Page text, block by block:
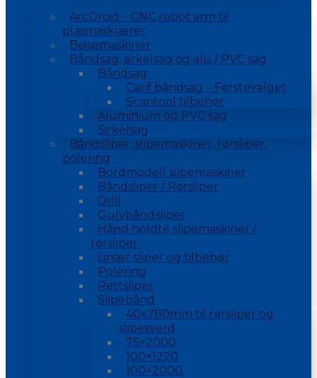
ArcDroid – CNC robot arm til
plasmaskjærer
Beisemaskiner
Båndsag, sirkelsag og alu / PVC sag
Båndsag
Carif båndsag – Førstevalget
Scantool tilbehør
Aluminium og PVC sag
Sirkelsag
Båndsliper, slipemaskiner, rørsliper,
polering
Bordmodell slipemaskiner
Båndsliper / Rørsliper
Drill
Gulvbåndsliper
Hånd holdte slipemaskiner /
rørsliper
Linær sliper og tilbehør
Polering
Rettsliper
Slipebånd
40x780mm til rørsliper og
slipesverd
75×2000
100×1220
100×2000